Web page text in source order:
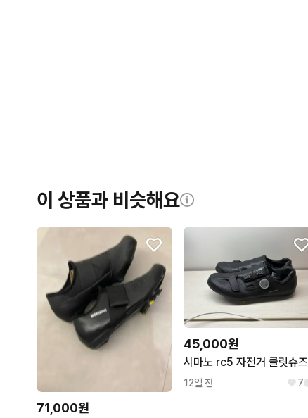
이 상품과 비슷해요
71,000원
45,000원
시마노 rc5 자전거 클릿슈즈
12일 전 7